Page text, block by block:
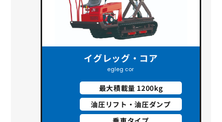
イグレッグ・コア
egleg cor
最大積載量 1200kg
油圧リフト・油圧ダンプ